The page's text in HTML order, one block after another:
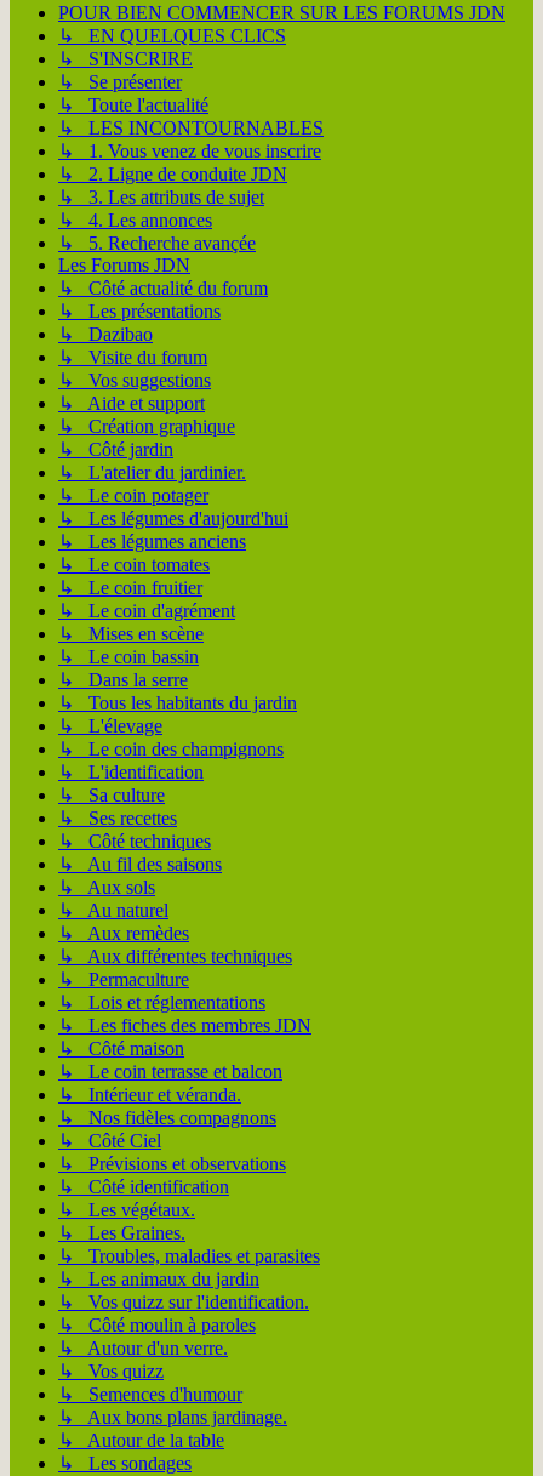
POUR BIEN COMMENCER SUR LES FORUMS JDN
↳ EN QUELQUES CLICS
↳ S'INSCRIRE
↳ Se présenter
↳ Toute l'actualité
↳ LES INCONTOURNABLES
↳ 1. Vous venez de vous inscrire
↳ 2. Ligne de conduite JDN
↳ 3. Les attributs de sujet
↳ 4. Les annonces
↳ 5. Recherche avançée
Les Forums JDN
↳ Côté actualité du forum
↳ Les présentations
↳ Dazibao
↳ Visite du forum
↳ Vos suggestions
↳ Aide et support
↳ Création graphique
↳ Côté jardin
↳ L'atelier du jardinier.
↳ Le coin potager
↳ Les légumes d'aujourd'hui
↳ Les légumes anciens
↳ Le coin tomates
↳ Le coin fruitier
↳ Le coin d'agrément
↳ Mises en scène
↳ Le coin bassin
↳ Dans la serre
↳ Tous les habitants du jardin
↳ L'élevage
↳ Le coin des champignons
↳ L'identification
↳ Sa culture
↳ Ses recettes
↳ Côté techniques
↳ Au fil des saisons
↳ Aux sols
↳ Au naturel
↳ Aux remèdes
↳ Aux différentes techniques
↳ Permaculture
↳ Lois et réglementations
↳ Les fiches des membres JDN
↳ Côté maison
↳ Le coin terrasse et balcon
↳ Intérieur et véranda.
↳ Nos fidèles compagnons
↳ Côté Ciel
↳ Prévisions et observations
↳ Côté identification
↳ Les végétaux.
↳ Les Graines.
↳ Troubles, maladies et parasites
↳ Les animaux du jardin
↳ Vos quizz sur l'identification.
↳ Côté moulin à paroles
↳ Autour d'un verre.
↳ Vos quizz
↳ Semences d'humour
↳ Aux bons plans jardinage.
↳ Autour de la table
↳ Les sondages